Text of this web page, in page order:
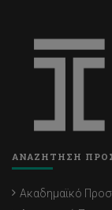
ΑΝΑΖΗΤΗΣΗ
Ακαδημαϊκό